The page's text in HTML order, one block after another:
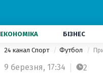
ЕКОНОМІКА БІЗНЕС
24 канал Спорт Футбол
9 березня, 17:34 2